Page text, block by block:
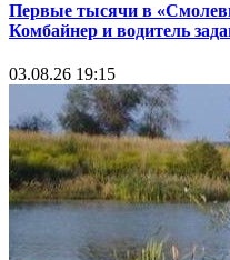
Первые тысячи в
Комбайнер и водитель
03.08.26 19:15